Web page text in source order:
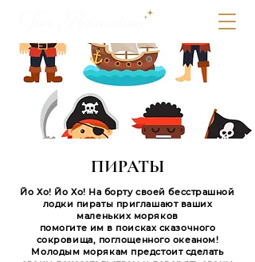
ПИРАТЫ
Йо Хо! Йо Хо! На борту своей бесстрашной
лодки пираты приглашают ваших
маленьких моряков
помогите им в поисках сказочного
сокровища, поглощенного океаном!
Молодым морякам предстоит сделать